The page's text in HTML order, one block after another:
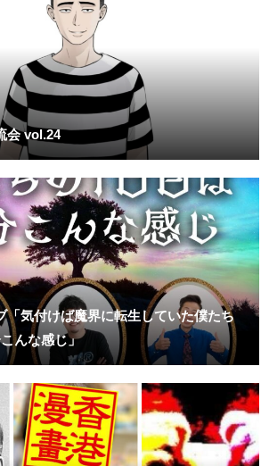
会 vol.24
「気付けば魔界に転生していた僕たち
んな感じ」